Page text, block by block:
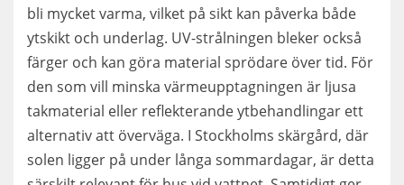
bli mycket varma, vilket på sikt kan påverka både
ytskikt och underlag. UV-strålningen bleker också
färger och kan göra material sprödare över tid. För
den som vill minska värmeupptagningen är ljusa
takmaterial eller reflekterande ytbehandlingar ett
alternativ att överväga. I Stockholms skärgård, där
solen ligger på under långa sommardagar, är detta